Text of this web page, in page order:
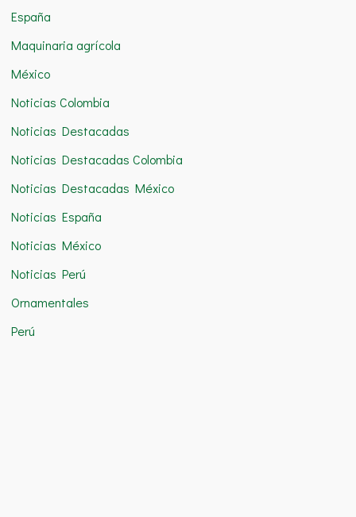
:España
Maquinaria agrícola
México
Noticias Colombia
Noticias Destacadas
Noticias Destacadas Colombia
Noticias Destacadas México
Noticias España
Noticias México
Noticias Perú
Ornamentales
Perú